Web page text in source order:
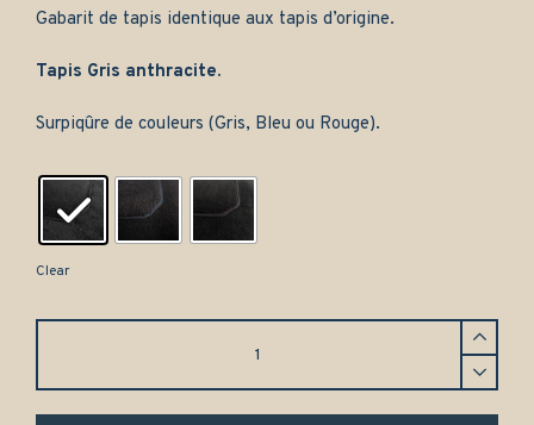
Gabarit de tapis identique aux tapis d’origine.
Tapis Gris anthracite.
Surpiqûre de couleurs (Gris, Bleu ou Rouge).
Clear